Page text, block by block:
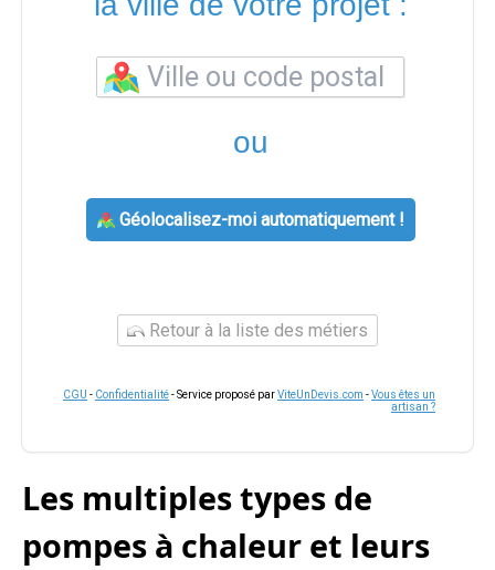
ou
Géolocalisez-moi automatiquement !
Retour à la liste des métiers
CGU - Confidentialité- Service proposé parViteUnDevis.com -Vous êtes un
artisan ?
Les multiples types de
pompes à chaleur et leurs